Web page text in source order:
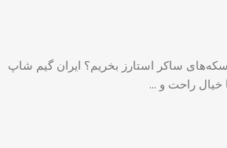
سکه‌های ساکر استارز بخریم؟ ایران گیم شاپ
خیال راحت و ...